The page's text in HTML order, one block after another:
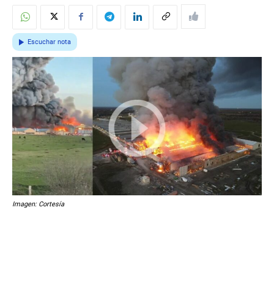
Escuchar nota
Imagen: Cortesía